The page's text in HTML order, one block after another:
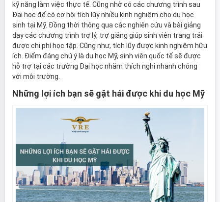
kỹ năng làm việc thực tế. Cũng nhờ có các chương trình sau
Đại học để có cơ hội tích lũy nhiều kinh nghiệm cho du học
sinh tại Mỹ. Đồng thời thông qua các nghiên cứu và bài giảng
dạy các chương trình trợ lý, trợ giảng giúp sinh viên trang trải
được chi phí học tập. Cũng như, tích lũy được kinh nghiệm hữu
ích. Điểm đáng chú ý là du học Mỹ, sinh viên quốc tế sẽ được
hỗ trợ tại các trường Đại học nhằm thích nghi nhanh chóng
với môi trường.
Những lợi ích bạn sẽ gặt hái được khi du học Mỹ